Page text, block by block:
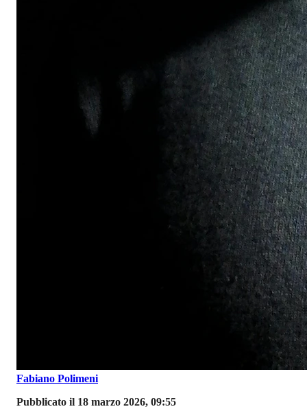
Fabiano Polimeni
Pubblicato il 18 marzo 2026, 09:55